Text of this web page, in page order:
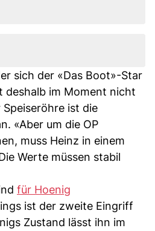
sich der «Das Boot»-Star
deshalb im Moment nicht
ist die
«Aber um die OP
muss Heinz in einem
Werte müssen stabil
für Hoenig
ist der zweite Eingriff
Zustand lässt ihn im